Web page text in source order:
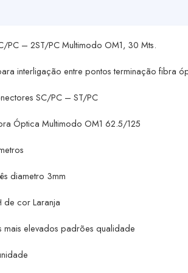
PC – 2ST/PC Multimodo OM1, 30 Mts.
interligação entre pontos terminação fibra
SC/PC – ST/PC
Óptica Multimodo OM1 62.5/125
diametro 3mm
de cor Laranja
elevados padrões qualidade